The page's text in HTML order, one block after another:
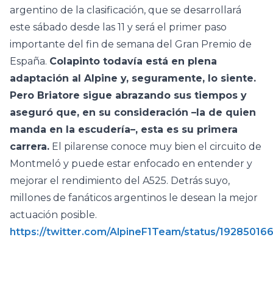
argentino de la clasificación, que se desarrollará
este sábado desde las 11 y será el primer paso
importante del fin de semana del Gran Premio de
España. Colapinto todavía está en plena
adaptación al Alpine y, seguramente, lo siente.
Pero Briatore sigue abrazando sus tiempos y
aseguró que, en su consideración –la de quien
manda en la escudería–, esta es su primera
carrera. El pilarense conoce muy bien el circuito de
Montmeló y puede estar enfocado en entender y
mejorar el rendimiento del A525. Detrás suyo,
millones de fanáticos argentinos le desean la mejor
actuación posible.
https://twitter.com/AlpineF1Team/status/